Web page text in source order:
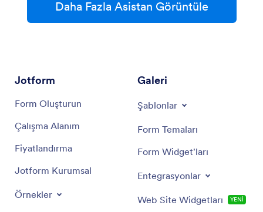
Daha Fazla Asistan Görüntüle
Jotform
Form Oluşturun
Çalışma Alanım
Fiyatlandırma
Jotform Kurumsal
Örnekler
Galeri
Şablonlar
Form Temaları
Form Widget'ları
Entegrasyonlar
Web Site Widgetları YENİ